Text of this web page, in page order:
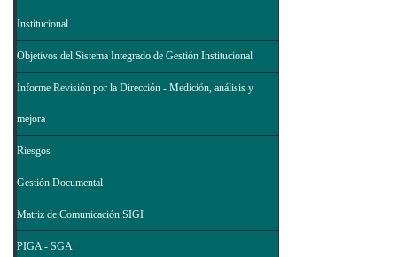
Institucional
Objetivos del Sistema Integrado de Gestión Institucional
Informe Revisión por la Dirección - Medición, análisis y
mejora
Riesgos
Gestión Documental
Matriz de Comunicación SIGI
PIGA - SGA